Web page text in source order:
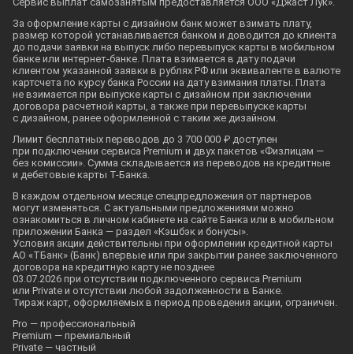
За оформление карты с дизайном банк может взимать плату,
размер которой устанавливается банком и доводится до клиента
до подачи заявки на выпуск либо перевыпуск карты в мобильном
банке или интернет-банке. Плата взимается в дату подачи
клиентом указанной заявки в рублях РФ или эквиваленте в валюте
картсчета по курсу банка России на дату взимания платы. Плата
не взимается при выпуске карты с дизайном при заключении
договора расчетной карты, а также при перевыпуске карты
с дизайном, ранее оформленной с таким же дизайном.
Лимит бесплатных переводов до 3 700 000 ₽ доступен
при подключении сервиса Premium и двух пакетов «Физлицам —
без комиссии». Сумма складывается из переводов на кредитные
и дебетовые карты Т-Банка.
В каждом отдельном месяце спецпредложения от партнеров
могут изменяться. С актуальными предложениями можно
ознакомиться в личном кабинете на сайте Банка или в мобильном
приложении Банка — раздел «Кэшбэк и бонусы».
Условия акции действительны при оформлении кредитной карты
АО «ТБанк» (Банк) впервые или при закрытии ранее заключенного
договора на кредитную карту не позднее
03.07.2026 при отсутствии подключенного сервиса Premium
или Private и отсутствии любой задолженности в Банке.
Тираж карт, оформляемых в период проведения акции, ограничен.
Pro — профессиональный
Premium — премиальный
Private — частный